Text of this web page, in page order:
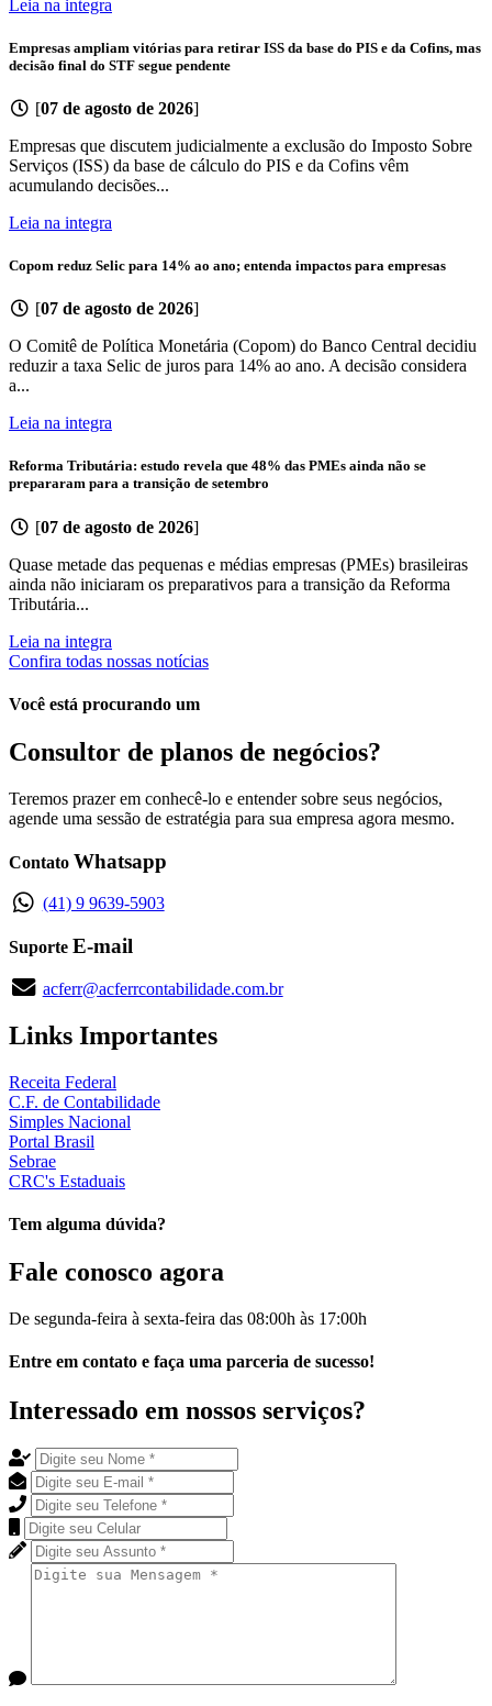
Leia na integra
Empresas ampliam vitórias para retirar ISS da base do PIS e da Cofins, mas
decisão final do STF segue pendente
[07 de agosto de 2026]
Empresas que discutem judicialmente a exclusão do Imposto Sobre
Serviços (ISS) da base de cálculo do PIS e da Cofins vêm
acumulando decisões...
Leia na integra
Copom reduz Selic para 14% ao ano; entenda impactos para empresas
[07 de agosto de 2026]
O Comitê de Política Monetária (Copom) do Banco Central decidiu
reduzir a taxa Selic de juros para 14% ao ano. A decisão considera
a...
Leia na integra
Reforma Tributária: estudo revela que 48% das PMEs ainda não se
prepararam para a transição de setembro
[07 de agosto de 2026]
Quase metade das pequenas e médias empresas (PMEs) brasileiras
ainda não iniciaram os preparativos para a transição da Reforma
Tributária...
Leia na integra
Confira todas nossas notícias
Você está procurando um
Consultor de planos de negócios?
Teremos prazer em conhecê-lo e entender sobre seus negócios,
agende uma sessão de estratégia para sua empresa agora mesmo.
Contato Whatsapp
(41) 9 9639-5903
Suporte E-mail
acferr@acferrcontabilidade.com.br
Links Importantes
Receita Federal
C.F. de Contabilidade
Simples Nacional
Portal Brasil
Sebrae
CRC's Estaduais
Tem alguma dúvida?
Fale conosco agora
De segunda-feira à sexta-feira das 08:00h às 17:00h
Entre em contato e faça uma parceria de sucesso!
Interessado em nossos serviços?